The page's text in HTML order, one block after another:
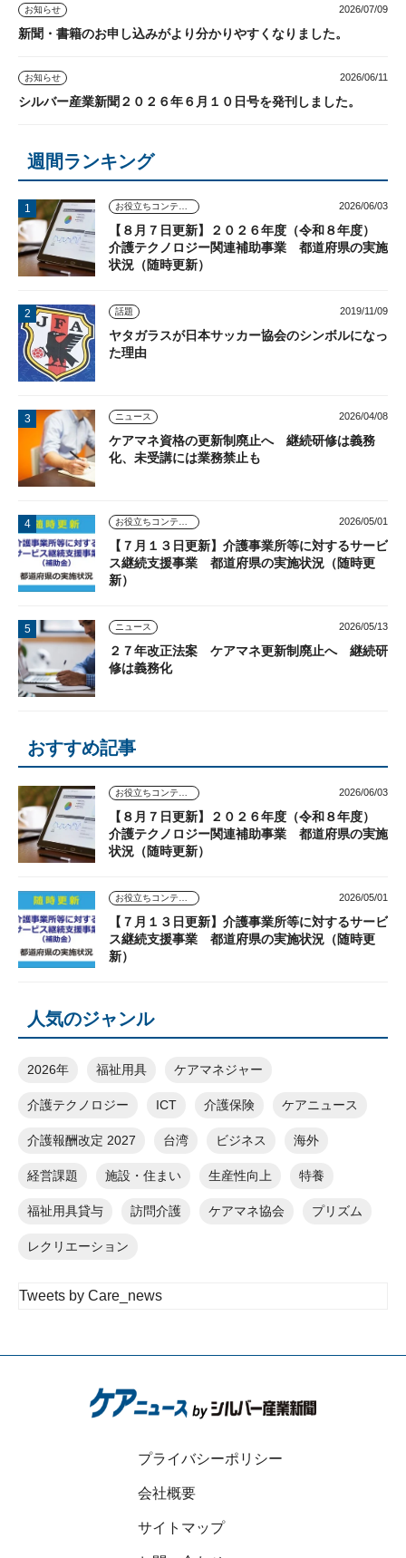
お知らせ 2026/07/09
新聞・書籍のお申し込みがより分かりやすくなりました。
お知らせ 2026/06/11
シルバー産業新聞２０２６年６月１０日号を発刊しました。
週間ランキング
2026/06/03
【８月７日更新】２０２６年度（令和８年度）
介護テクノロジー関連補助事業 都道府県の実施
状況（随時更新）
話題 2019/11/09
ヤタガラスが日本サッカー協会のシンボルになっ
た理由
ニュース 2026/04/08
ケアマネ資格の更新制廃止へ 継続研修は義務
化、未受講には業務禁止も
2026/05/01
【７月１３日更新】介護事業所等に対するサービ
ス継続支援事業 都道府県の実施状況（随時更
新）
ニュース 2026/05/13
２７年改正法案 ケアマネ更新制廃止へ 継続研
修は義務化
おすすめ記事
2026/06/03
【８月７日更新】２０２６年度（令和８年度）
介護テクノロジー関連補助事業 都道府県の実施
状況（随時更新）
2026/05/01
【７月１３日更新】介護事業所等に対するサービ
ス継続支援事業 都道府県の実施状況（随時更
新）
人気のジャンル
2026年 福祉用具 ケアマネジャー
介護テクノロジー ICT 介護保険 ケアニュース
介護報酬改定 2027 台湾 ビジネス 海外
経営課題 施設・住まい 生産性向上 特養
福祉用具貸与 訪問介護 ケアマネ協会 プリズム
レクリエーション
Tweets by Care_news
プライバシーポリシー
会社概要
サイトマップ